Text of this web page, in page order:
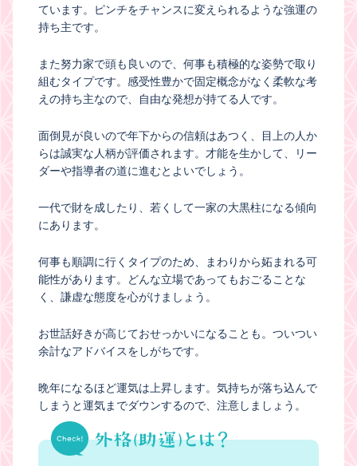
ています。ピンチをチャンスに変えられるような強運の
持ち主です。
また努力家で頭も良いので、何事も積極的な姿勢で取り
組むタイプです。感受性豊かで固定概念がなく柔軟な考
えの持ち主なので、自由な発想が持てる人です。
面倒見が良いので年下からの信頼はあつく、目上の人か
らは誠実な人柄が評価されます。才能を生かして、リー
ダーや指導者の道に進むとよいでしょう。
一代で財を成したり、若くして一家の大黒柱になる傾向
にあります。
何事も順調に行くタイプのため、まわりから妬まれる可
能性があります。どんな立場であってもおごることな
く、謙虚な態度を心がけましょう。
お世話好きが高じておせっかいになることも。ついつい
余計なアドバイスをしがちです。
晩年になるほど運気は上昇します。気持ちが落ち込んで
しまうと運気までダウンするので、注意しましょう。